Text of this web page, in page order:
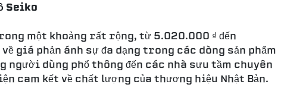
Seiko
một khoảng rất rộng, từ 5.020.000 ₫ đến
giá phản ánh sự đa dạng trong các dòng sản phẩm
người dùng phổ thông đến các nhà sưu tầm chuyên
cam kết về chất lượng của thương hiệu Nhật Bản.